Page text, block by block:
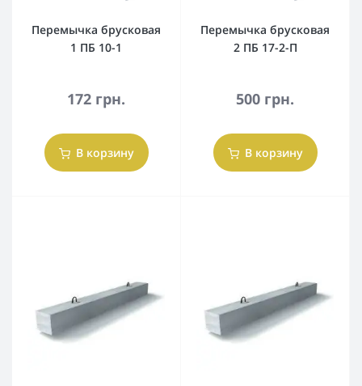
Перемычка брусковая
1 ПБ 10-1
172 грн.
В корзину
Перемычка брусковая
2 ПБ 17-2-П
500 грн.
В корзину